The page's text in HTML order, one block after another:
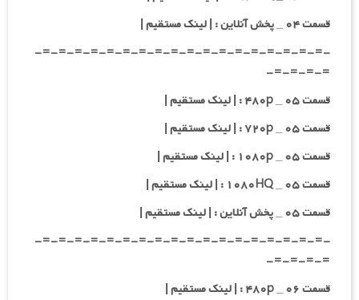
قسمت ۰۴ _ پخش آنلاین : | لینک مستقیم |
-=-=-=-=-=-=-=-=-=-=-=-=-=-=-=-=-=-=-
=-=-=-=-
قسمت ۰۵ _ ۴۸۰p : | لینک مستقیم |
قسمت ۰۵ _ ۷۲۰p : | لینک مستقیم |
قسمت ۰۵ _ ۱۰۸۰p : | لینک مستقیم |
قسمت ۰۵ _ ۱۰۸۰HQ : | لینک مستقیم |
قسمت ۰۵ _ پخش آنلاین : | لینک مستقیم |
-=-=-=-=-=-=-=-=-=-=-=-=-=-=-=-=-=-=-
=-=-=-=-
قسمت ۰۶ _ ۴۸۰p : | لینک مستقیم |